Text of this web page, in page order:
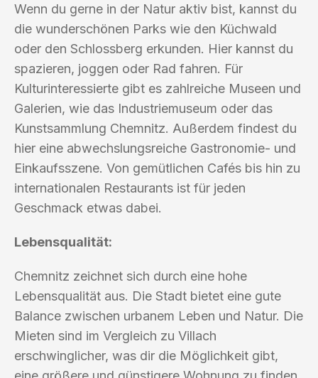
Wenn du gerne in der Natur aktiv bist, kannst du
die wunderschönen Parks wie den Küchwald
oder den Schlossberg erkunden. Hier kannst du
spazieren, joggen oder Rad fahren. Für
Kulturinteressierte gibt es zahlreiche Museen und
Galerien, wie das Industriemuseum oder das
Kunstsammlung Chemnitz. Außerdem findest du
hier eine abwechslungsreiche Gastronomie- und
Einkaufsszene. Von gemütlichen Cafés bis hin zu
internationalen Restaurants ist für jeden
Geschmack etwas dabei.
Lebensqualität:
Chemnitz zeichnet sich durch eine hohe
Lebensqualität aus. Die Stadt bietet eine gute
Balance zwischen urbanem Leben und Natur. Die
Mieten sind im Vergleich zu Villach
erschwinglicher, was dir die Möglichkeit gibt,